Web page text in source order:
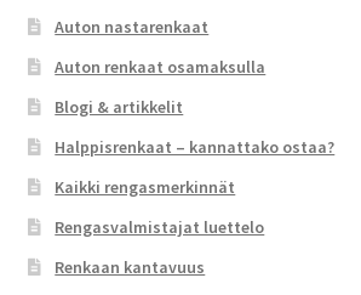
Auton nastarenkaat
Auton renkaat osamaksulla
Blogi & artikkelit
Halppisrenkaat – kannattako ostaa?
Kaikki rengasmerkinnät
Rengasvalmistajat luettelo
Renkaan kantavuus